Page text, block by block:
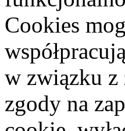
Cookies
w związku z
zgody na